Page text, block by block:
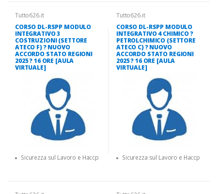
Tutto626.it
CORSO DL-RSPP MODULO
INTEGRATIVO 3
COSTRUZIONI (SETTORE
ATECO F) ? NUOVO
ACCORDO STATO REGIONI
2025 ? 16 ORE [AULA
VIRTUALE]
Sicurezza sul Lavoro e Haccp
Tutto626.it
CORSO DL-RSPP MODULO
INTEGRATIVO 4 CHIMICO ?
PETROLCHIMICO (SETTORE
ATECO C) ? NUOVO
ACCORDO STATO REGIONI
2025 ? 16 ORE [AULA
VIRTUALE]
Sicurezza sul Lavoro e Haccp